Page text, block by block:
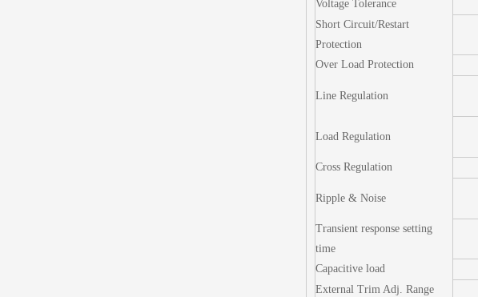
Voltage Tolerance
Short Circuit/Restart
Protection
Over Load Protection
Line Regulation
Load Regulation
Cross Regulation
Ripple & Noise
Transient response setting
time
Capacitive load
External Trim Adj. Range